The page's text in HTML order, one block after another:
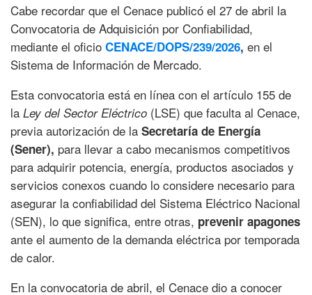
Cabe recordar que el Cenace publicó el 27 de abril la
Convocatoria de Adquisición por Confiabilidad,
mediante el oficio CENACE/DOPS/239/2026, en el
Sistema de Información de Mercado.
Esta convocatoria está en línea con el artículo 155 de
la Ley del Sector Eléctrico (LSE) que faculta al Cenace,
previa autorización de la Secretaría de Energía
(Sener), para llevar a cabo mecanismos competitivos
para adquirir potencia, energía, productos asociados y
servicios conexos cuando lo considere necesario para
asegurar la confiabilidad del Sistema Eléctrico Nacional
(SEN), lo que significa, entre otras, prevenir apagones
ante el aumento de la demanda eléctrica por temporada
de calor.
En la convocatoria de abril, el Cenace dio a conocer